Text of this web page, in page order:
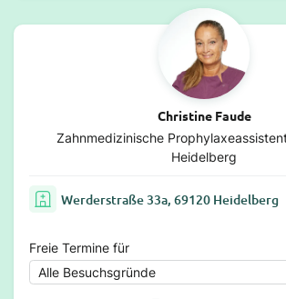
Christine Faude
Zahnmedizinische
Heidelberg
Werderstraße 33a, 69120 Heidelberg
Freie Termine für